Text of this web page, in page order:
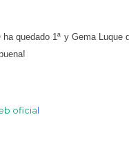
quedado 1ª y Gema Luque
oficial